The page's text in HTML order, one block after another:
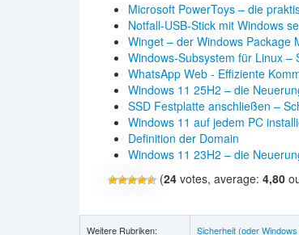
Microsoft PowerToys – die
Notfall-USB-Stick mit Windows
Winget – der Windows Package
Windows-Subsystem für Linux
WhatsApp Web - Effiziente
Windows 11 25H2 – die
SSD Festplatte anschließen –
Windows 11 auf jedem PC
Definition der Domain
Windows 11 23H2 – die
(24votes, average: 4,80
Weitere Rubriken: Sicherheit (oder